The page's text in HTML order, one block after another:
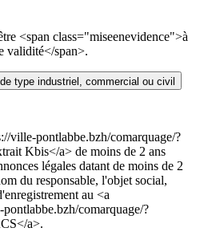
<span class="miseenevidence">à
validité</span>.
type industriel, commercial ou civil
ville-pontlabbe.bzh/comarquage/?
Kbis</a> de moins de 2 ans
légales datant de moins de 2
du responsable, l'objet social,
au <a
comarquage/?
a>.